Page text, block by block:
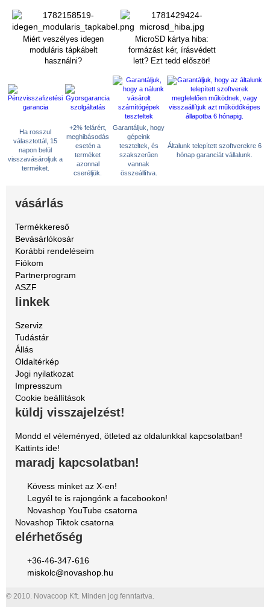
Miért veszélyes idegen
moduláris tápkábelt
használni?
MicroSD kártya hiba:
formázást kér, írásvédett
lett? Ezt tedd először!
Ha rosszul
választottál, 15
napon belül
visszavásároljuk a
terméket.
+2% felárért,
meghibásodás
esetén a
terméket
azonnal
cseréljük.
Garantáljuk, hogy
gépeink
teszteltek, és
szakszerűen
vannak
összeállítva.
Általunk telepített szoftverekre 6
hónap garanciát vállalunk.
vásárlás
Termékkereső
Bevásárlókosár
Korábbi rendeléseim
Fiókom
Partnerprogram
ASZF
linkek
Szerviz
Tudástár
Állás
Oldaltérkép
Jogi nyilatkozat
Impresszum
Cookie beállítások
küldj visszajelzést!
Mondd el véleményed, ötleted az oldalunkkal kapcsolatban!
Kattints ide!
maradj kapcsolatban!
Kövess minket az X-en!
Legyél te is rajongónk a facebookon!
Novashop YouTube csatorna
Novashop Tiktok csatorna
elérhetőség
+36-46-347-616
miskolc@novashop.hu
© 2010. Novacoop Kft. Minden jog fenntartva.